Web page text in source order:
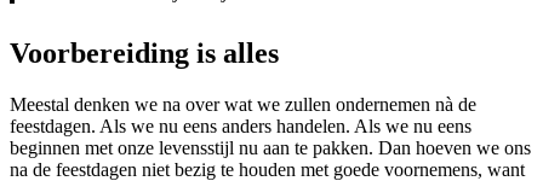
Voorbereiding is alles
Meestal denken we na over wat we zullen ondernemen nà de
feestdagen. Als we nu eens anders handelen. Als we nu eens
beginnen met onze levensstijl nu aan te pakken. Dan hoeven we ons
na de feestdagen niet bezig te houden met goede voornemens, want